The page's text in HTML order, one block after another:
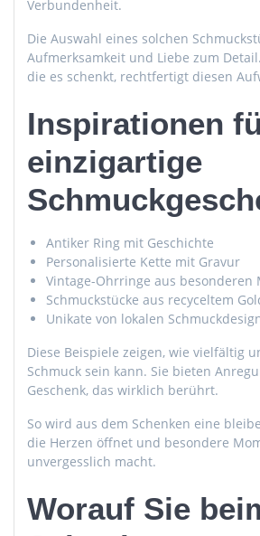
Verbundenheit.
Die Auswahl eines solchen
Aufmerksamkeit und Liebe zum
die es schenkt, rechtfertigt diesen
Inspirationen
einzigartige
Antiker Ring mit Geschichte
Personalisierte Kette mit Gravur
Vintage-Ohrringe aus besonderen
Schmuckstücke aus recyceltem
Unikate von lokalen
Diese Beispiele zeigen, wie vielfältig
Schmuck sein kann. Sie bieten
Geschenk, das wirklich berührt.
So wird aus dem Schenken eine
die Herzen öffnet und besondere
unvergesslich macht.
Worauf Sie